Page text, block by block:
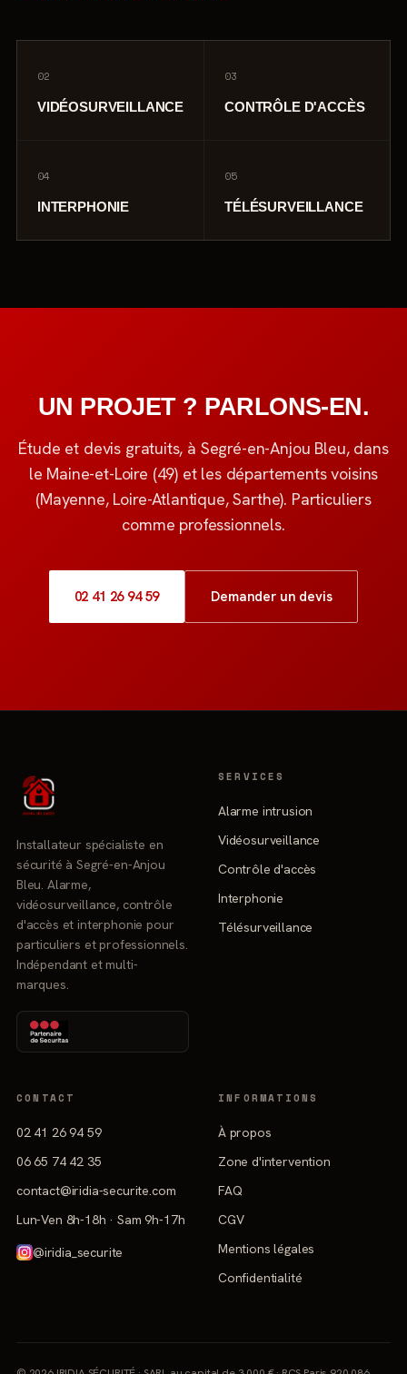
02
VIDÉOSURVEILLANCE
03
CONTRÔLE D'ACCÈS
04
INTERPHONIE
05
TÉLÉSURVEILLANCE
UN PROJET ? PARLONS-EN.
Étude et devis gratuits, à Segré-en-Anjou Bleu, dans
le Maine-et-Loire (49) et les départements voisins
(Mayenne, Loire-Atlantique, Sarthe). Particuliers
comme professionnels.
02 41 26 94 59 Demander un devis
Installateur spécialiste en
sécurité à Segré-en-Anjou
Bleu. Alarme,
vidéosurveillance, contrôle
d'accès et interphonie pour
particuliers et professionnels.
Indépendant et multi-
marques.
SERVICES
Alarme intrusion
Vidéosurveillance
Contrôle d'accès
Interphonie
Télésurveillance
CONTACT
02 41 26 94 59
06 65 74 42 35
contact@iridia-securite.com
Lun-Ven 8h-18h · Sam 9h-17h
@iridia_securite
INFORMATIONS
À propos
Zone d'intervention
FAQ
CGV
Mentions légales
Confidentialité